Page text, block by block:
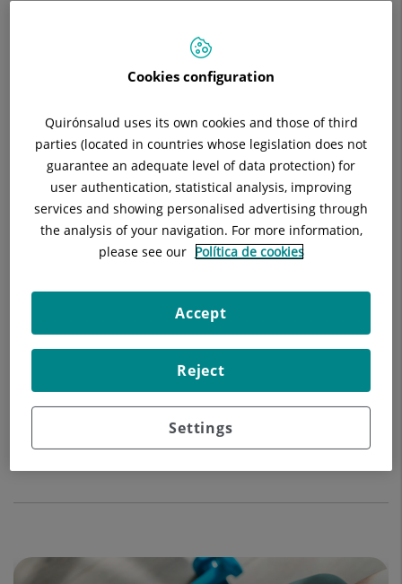
https://www.hgc.es/es/pacientes-visitantes/consejos-
salud/lactancia-materna/lactancia-suplementacion
https://www.hgc.es/es/pacientes-visitantes/consejos-
salud/lactancia-materna/c-generales-alimentacion-materna
Extracción, conservación y transporte de leche materna
https://www.hgc.es/es/pacientes-visitantes/consejos-
salud/lactancia-materna/extraccion-conservacion-leche-
Ficheros disponibles
1,1MB
(2 páginas)
Cookies configuration
Quirónsalud uses its own cookies and those of third
parties (located in countries whose legislation does not
guarantee an adequate level of data protection) for
user authentication, statistical analysis, improving
services and showing personalised advertising through
the analysis of your navigation. For more information,
please see our Política de cookies
Settings
Reject
Accept